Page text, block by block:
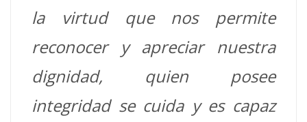
la virtud que nos permite
reconocer y apreciar nuestra
dignidad, quien posee
integridad se cuida y es capaz